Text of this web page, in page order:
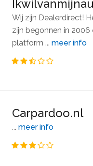
Wij zijn Dealerdirect!
zijn begonnen in
platform ... meer info
Carpardoo.nl
... meer info